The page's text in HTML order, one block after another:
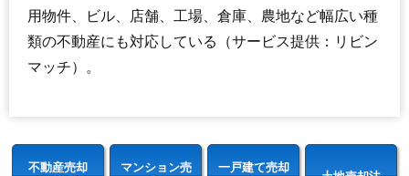
用物件、ビル、店舗、工場、倉庫、農地など幅広い種
類の不動産にも対応している（サービス提供：リビン
マッチ）。
不動産売却
マンション売
一戸建て売却